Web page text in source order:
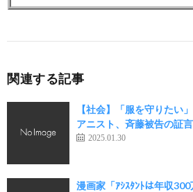
関連する記事
【社会】「服を守りたい
アニスト、斉藤被告の証
2025.01.30
漫画家「ｱｼｽﾀﾝﾄは年収